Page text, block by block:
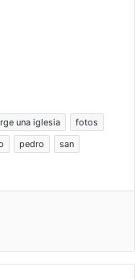
una iglesia
fotos
pedro
san